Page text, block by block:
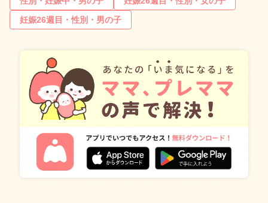
妊娠26週目・性別・男の子